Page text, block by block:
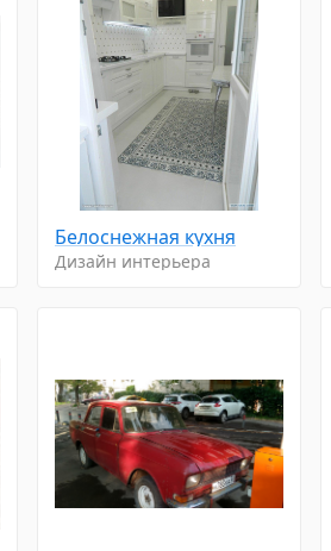
Белоснежная кухня
Дизайн интерьера